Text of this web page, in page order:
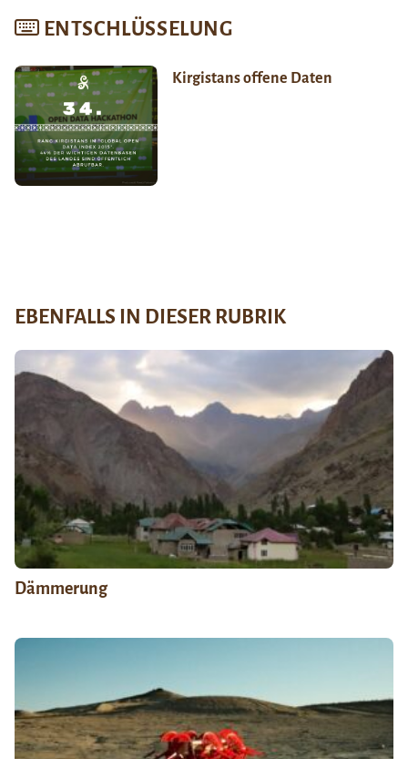
ENTSCHLÜSSELUNG
Kirgistans offene Daten
EBENFALLS IN DIESER RUBRIK
Dämmerung